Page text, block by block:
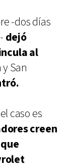
-dos días
dejó
al
San
caso es
creen